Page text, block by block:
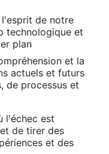
l'esprit de notre
technologique et
plan
et la
actuels et futurs
de processus et
l'échec est
de tirer des
et des